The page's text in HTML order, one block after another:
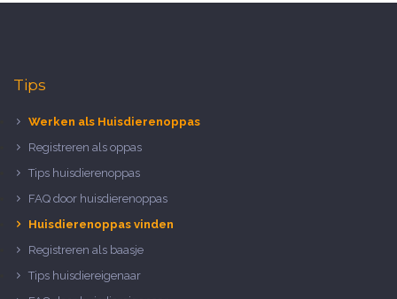
Tips
Werken als Huisdierenoppas
Registreren als oppas
Tips huisdierenoppas
FAQ door huisdierenoppas
Huisdierenoppas vinden
Registreren als baasje
Tips huisdiereigenaar